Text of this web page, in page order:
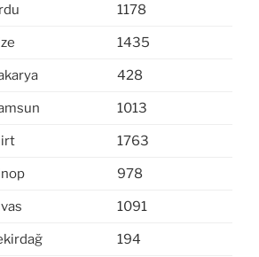
1178
1435
428
1013
1763
978
1091
194